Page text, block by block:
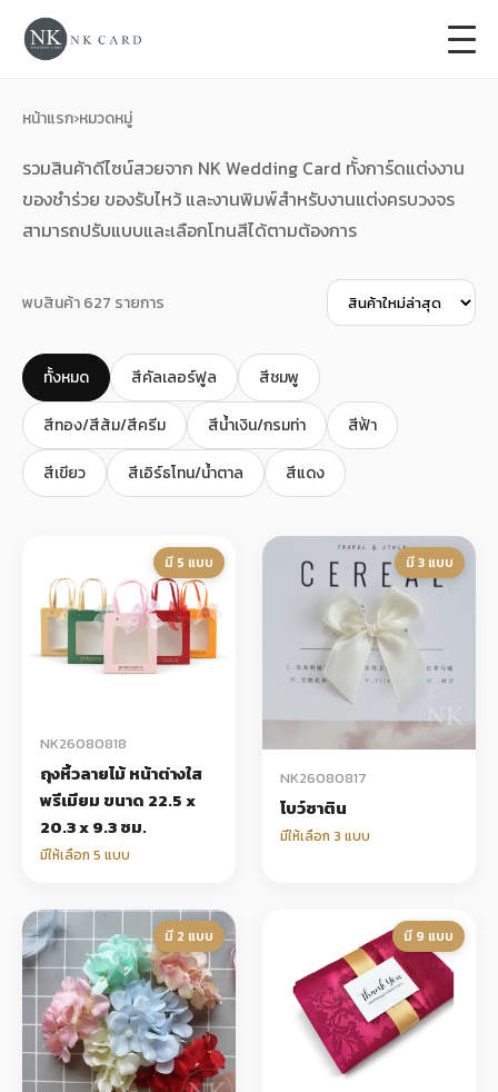
การ์ดแต่งงาน
ของชำร่วยงานแต่ง +
ของรับไหว้
+
การ์ดขึ้นบ้านใหม่
ซองเปล่า
Wax Seal Sticker | สติกเกอร์ตราครั่งปิดซอง
การ์ดแต่งงานออนไลน์
เกี่ยวกับเรา
บทความ
หน้าแรก›หมวดหมู่
รวมสินค้าดีไซน์สวยจาก NK Wedding Card ทั้งการ์ดแต่งงาน
ของชำร่วย ของรับไหว้ และงานพิมพ์สำหรับงานแต่งครบวงจร
สามารถปรับแบบและเลือกโทนสีได้ตามต้องการ
พบสินค้า 627 รายการ
ทั้งหมด สีคัลเลอร์ฟูล สีชมพู
สีทอง/สีส้ม/สีครีม สีน้ำเงิน/กรมท่า สีฟ้า
สีเขียว สีเอิร์ธโทน/น้ำตาล สีแดง
มี 5 แบบ
NK26080818
ถุงหิ้วลายไม้ หน้าต่างใส
พรีเมียม ขนาด 22.5 x
20.3 x 9.3 ซม.
มีให้เลือก 5 แบบ
มี 3 แบบ
NK26080817
โบว์ซาติน
มีให้เลือก 3 แบบ
มี 2 แบบ มี 9 แบบ